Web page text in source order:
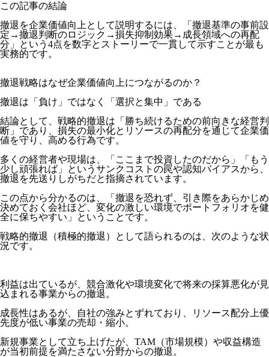
この記事の結論
撤退を企業価値向上として説明するには、「撤退基準の事前設
定→撤退判断のロジック→損失抑制効果→成長領域への再配
分」という4点を数字とストーリーで一貫して示すことが最も
実務的です。
撤退戦略はなぜ企業価値向上につながるのか？
撤退は「負け」ではなく「選択と集中」である
結論として、戦略的撤退は「勝ち続けるための前向きな経営判
断」であり、損失の最小化とリソースの再配分を通じて企業価
値を守り、高める行為です。
多くの経営者や現場は、「ここまで投資したのだから」「もう
少し頑張れば」というサンクコストの罠や認知バイアスから、
撤退を先送りしがちだと指摘されています。
この点から分かるのは、「撤退を恐れず、引き際をあらかじめ
決めておく会社ほど、変化の激しい環境でポートフォリオを健
全に保ちやすい」ということです。
戦略的撤退（積極的撤退）として語られるのは、次のような状
況です。
利益は出ているが、競合激化や環境変化で将来の採算悪化が見
込まれる事業からの撤退。
成長性はあるが、自社の強みとずれており、リソース配分上優
先度が低い事業の売却・縮小。
新規事業として立ち上げたが、TAM（市場規模）や収益構造
が当初前提を満たさない分野からの撤退。